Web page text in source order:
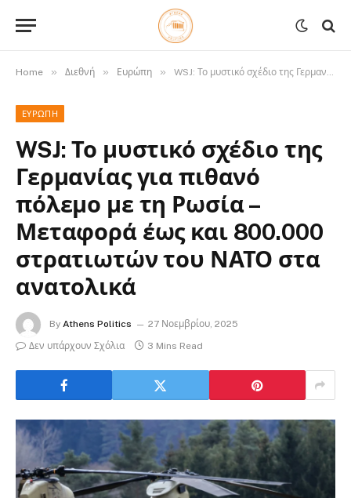
Home » Διεθνή » Ευρώπη » WSJ: Το μυστικό σχέδιο της Γερμανίας για πιθανό πόλεμο με τη Ρωσία – Μεταφορά έως και 800.000 στρατιωτών του ΝΑΤΟ στα ανατολικά
ΕΥΡΏΠΗ
WSJ: Το μυστικό σχέδιο της
Γερμανίας για πιθανό
πόλεμο με τη Ρωσία –
Μεταφορά έως και 800.000
στρατιωτών του ΝΑΤΟ στα
ανατολικά
By Athens Politics
27 Νοεμβρίου, 2025
Δεν υπάρχουν Σχόλια
3 Mins Read